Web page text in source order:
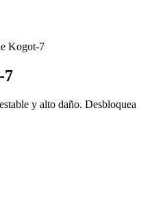
Kogot-7
7
y alto daño. Desbloquea